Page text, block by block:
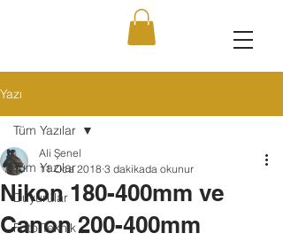
Yazı
Tüm Yazılar
Duyurular
Foto Teknik
Tüm Yazılar
Nikon 180-400mm ve
Canon 200-400mm
Ali Şenel
11 Oca 2018 3 dakikada okunur